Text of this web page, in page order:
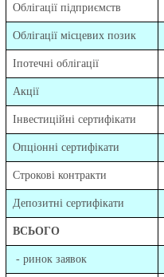
Облігації підприємств
Облігації місцевих позик
Іпотечні облігації
Акції
Інвестиційні сертифікати
Опціонні сертифікати
Строкові контракти
Депозитні сертифікати
ВСЬОГО
- ринок заявок